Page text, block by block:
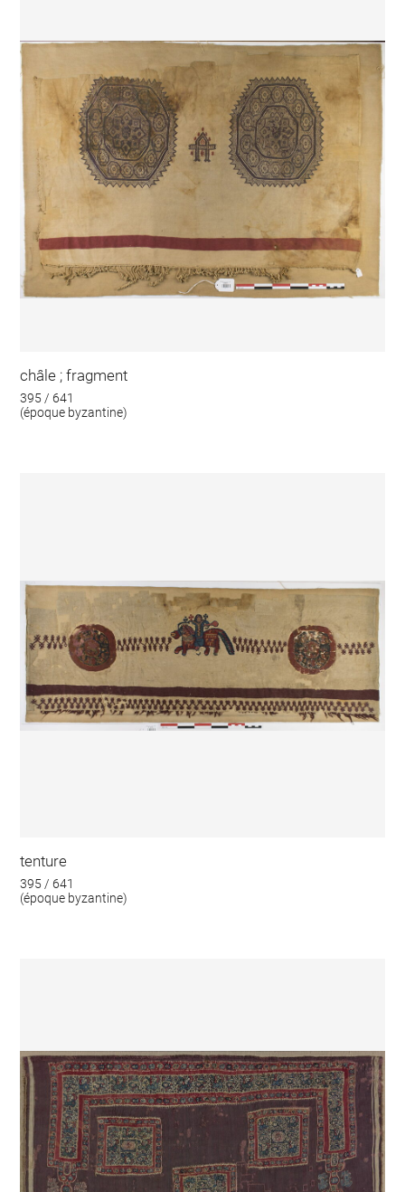
châle ; fragment
395 / 641
(époque byzantine)
tenture
395 / 641
(époque byzantine)